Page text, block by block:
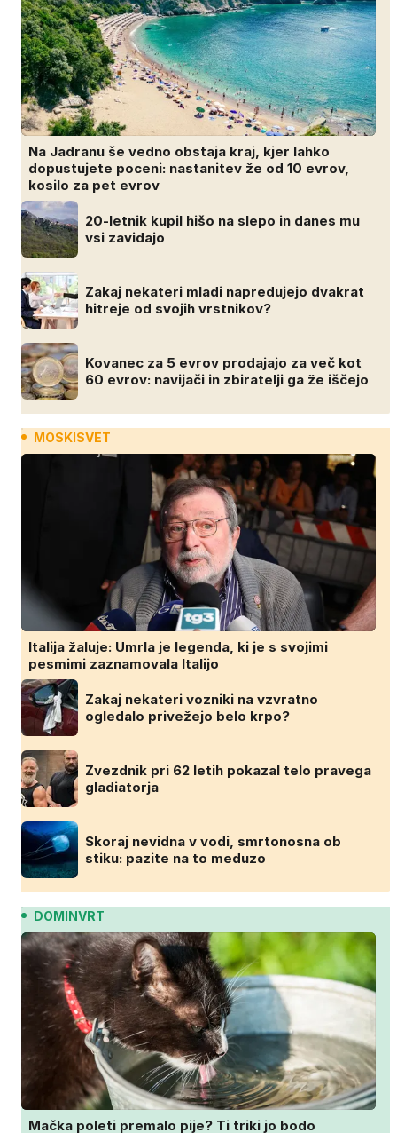
Na Jadranu še vedno obstaja kraj, kjer lahko
dopustujete poceni: nastanitev že od 10 evrov,
kosilo za pet evrov
20-letnik kupil hišo na slepo in danes mu
vsi zavidajo
Zakaj nekateri mladi napredujejo dvakrat
hitreje od svojih vrstnikov?
Kovanec za 5 evrov prodajajo za več kot
60 evrov: navijači in zbiratelji ga že iščejo
MOSKISVET
Italija žaluje: Umrla je legenda, ki je s svojimi
pesmimi zaznamovala Italijo
Zakaj nekateri vozniki na vzvratno
ogledalo privežejo belo krpo?
Zvezdnik pri 62 letih pokazal telo pravega
gladiatorja
Skoraj nevidna v vodi, smrtonosna ob
stiku: pazite na to meduzo
DOMINVRT
Mačka poleti premalo pije? Ti triki jo bodo